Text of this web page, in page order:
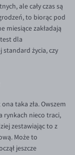
ale cały czas są
to biorąc pod
miesiące zakładają
dla
życia, czy
taka zła. Owszem
rynkach nieco traci,
zestawiając to z
Może to
jeszcze